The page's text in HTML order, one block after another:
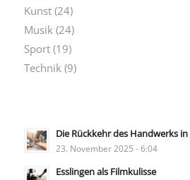
Kunst(24)
Musik(24)
Sport(19)
Technik(9)
Die Rückkehr des Handwerks
23. November 2025 - 6:04
Esslingen als Filmkulisse